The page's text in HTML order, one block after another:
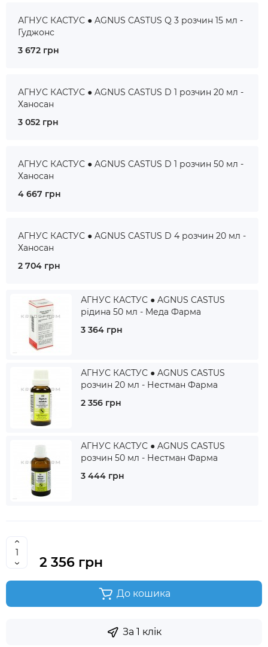
АГНУС КАСТУС ● AGNUS CASTUS Q 3 розчин 15 мл -
Гуджонс
3 672 грн
АГНУС КАСТУС ● AGNUS CASTUS D 1 розчин 20 мл -
Ханосан
3 052 грн
АГНУС КАСТУС ● AGNUS CASTUS D 1 розчин 50 мл -
Ханосан
4 667 грн
АГНУС КАСТУС ● AGNUS CASTUS D 4 розчин 20 мл -
Ханосан
2 704 грн
АГНУС КАСТУС ● AGNUS CASTUS
рідина 50 мл - Меда Фарма
3 364 грн
АГНУС КАСТУС ● AGNUS CASTUS
розчин 20 мл - Нестман Фарма
2 356 грн
АГНУС КАСТУС ● AGNUS CASTUS
розчин 50 мл - Нестман Фарма
3 444 грн
2 356 грн
До кошика
За 1 клік